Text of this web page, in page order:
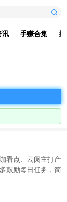
讯 手赚合集 排
看点、云阅主打产
鼓励每日任务，简